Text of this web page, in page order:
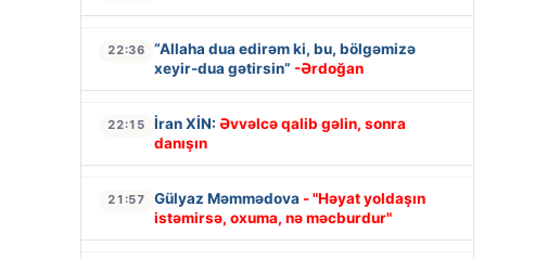
22:36
“Allaha dua edirəm ki, bu, bölgəmizə
xeyir-dua gətirsin” -Ərdoğan
22:15 İran XİN: Əvvəlcə qalib gəlin, sonra
danışın
21:57 Gülyaz Məmmədova - "Həyat yoldaşın
istəmirsə, oxuma, nə məcburdur"